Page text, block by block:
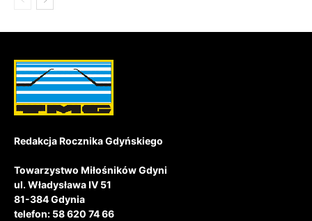
Redakcja Rocznika Gdyńskiego
Towarzystwo Miłośników Gdyni
ul. Władysława IV 51
81-384 Gdynia
telefon: 58 620 74 66